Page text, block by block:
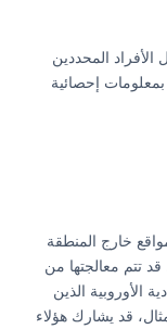
المحددين
إحصائية
خارج المنطقة
قد تتم معالجتها من
الأوروبية الذين
قد يشارك هؤلاء